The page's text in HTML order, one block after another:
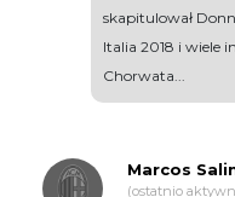
skapitulował
Italia 2018 i wiele
Chorwata...
Marcos
(ostatnio